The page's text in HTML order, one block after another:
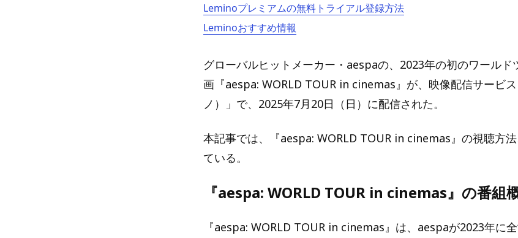
Leminoプレミアムの無料トライアル登録方法
Leminoおすすめ情報
グローバルヒットメーカー・aespaの、2023年の初のワールド
画『aespa: WORLD TOUR in cinemas』が、映像配信サービ
ノ）」で、2025年7月20日（日）に配信された。
本記事では、『aespa: WORLD TOUR in cinemas』の視聴方
ている。
『aespa: WORLD TOUR in cinemas』の番組
『aespa: WORLD TOUR in cinemas』は、aespaが2023年に